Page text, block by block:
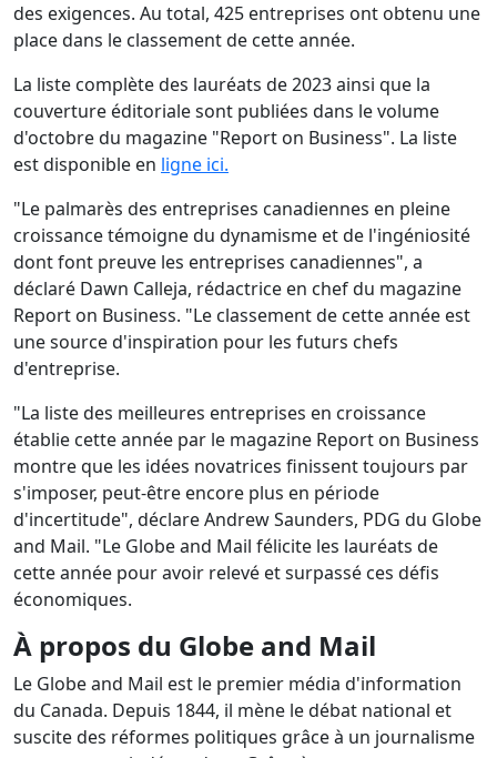
des exigences. Au total, 425 entreprises ont obtenu une
place dans le classement de cette année.
La liste complète des lauréats de 2023 ainsi que la
couverture éditoriale sont publiées dans le volume
d'octobre du magazine "Report on Business". La liste
est disponible en ligne ici.
"Le palmarès des entreprises canadiennes en pleine
croissance témoigne du dynamisme et de l'ingéniosité
dont font preuve les entreprises canadiennes", a
déclaré Dawn Calleja, rédactrice en chef du magazine
Report on Business. "Le classement de cette année est
une source d'inspiration pour les futurs chefs
d'entreprise.
"La liste des meilleures entreprises en croissance
établie cette année par le magazine Report on Business
montre que les idées novatrices finissent toujours par
s'imposer, peut-être encore plus en période
d'incertitude", déclare Andrew Saunders, PDG du Globe
and Mail. "Le Globe and Mail félicite les lauréats de
cette année pour avoir relevé et surpassé ces défis
économiques.
À propos du Globe and Mail
Le Globe and Mail est le premier média d'information
du Canada. Depuis 1844, il mène le débat national et
suscite des réformes politiques grâce à un journalisme